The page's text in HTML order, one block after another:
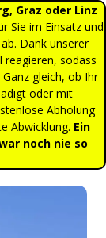
Graz oder Linz
Sie im Einsatz und
Dank unserer
reagieren, sodass
gleich, ob Ihr
oder mit
Abholung
Abwicklung. Ein
noch nie so